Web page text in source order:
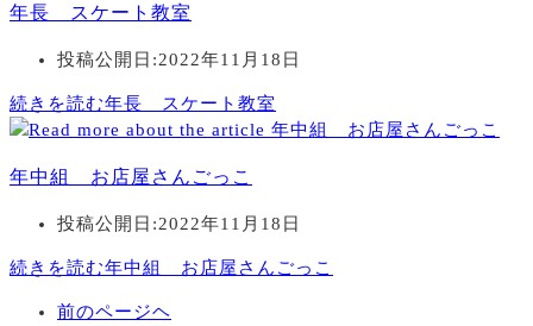
年長 スケート教室
投稿公開日:2022年11月18日
続きを読む年長 スケート教室
年中組 お店屋さんごっこ
投稿公開日:2022年11月18日
続きを読む年中組 お店屋さんごっこ
前のページヘ